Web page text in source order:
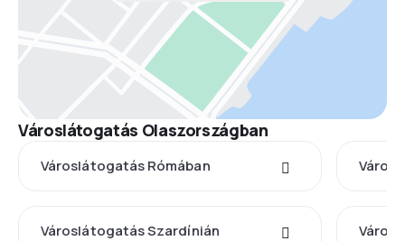
Városlátogatás Olaszországban
Városlátogatás Rómában
Városlátogatás Szardínián